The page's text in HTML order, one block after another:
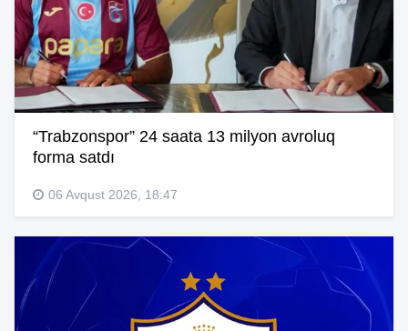
“Trabzonspor” 24 saata 13 milyon avroluq
forma satdı
06 Avqust 2026, 18:47